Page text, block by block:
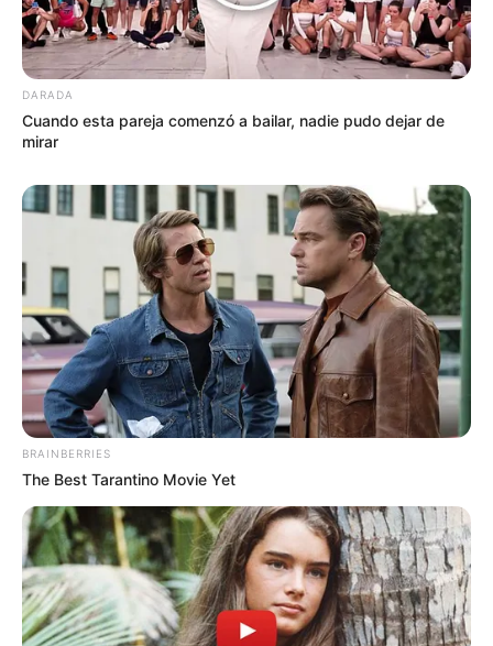
Las citas a los 18 no son simples encuentros.
Son experiencias que marcan, momentos que
se quedan grabados para siempre. Es la
primera vez que te atreves a decir “me gustas”
sin tanto miedo. Es aprender que el amor no es
DARADA
Cuando esta pareja comenzó a bailar, nadie pudo dejar de
mirar
BRAINBERRIES
The Best Tarantino Movie Yet